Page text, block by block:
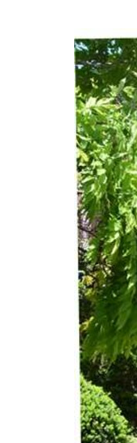
パワースポット
まつり・イベント
おみやげ・特産
道の駅・産直
アウトドア・レジャ
ご当地グルメ